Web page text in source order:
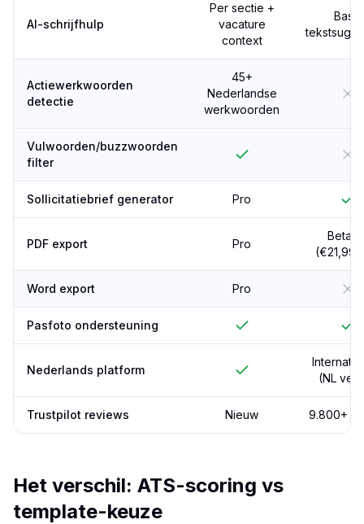
AI-schrijfhulp
Per sectie +
vacature
context
Basis
Actiewerkwoorden
detectie
45+
Nederlandse
werkwoorden
Vulwoorden/buzzwoorden
filter
Sollicitatiebrief generator Pro
PDF export Pro
(€21,99/
Word export Pro
Pasfoto ondersteuning
Nederlands platform
(NL
Trustpilot reviews Nieuw 9.800+
Het verschil: ATS-scoring vs
template-keuze